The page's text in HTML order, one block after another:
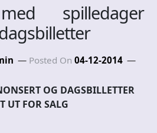
spilledager
Posted On 04-12-2014
OG DAGSBILLETTER
UT FOR SALG